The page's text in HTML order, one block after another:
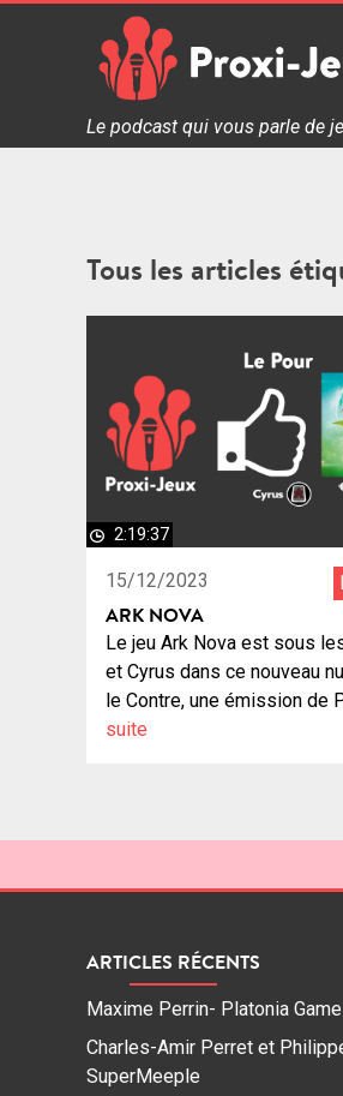
Proxi Jeux - Le podcast qui
Le podcast qui vous parle de
Tous les articles
2:19:37
15/12/2023
ARK NOVA
Le jeu Ark Nova est sous
et Cyrus dans ce nouveau
le Contre, une émission de
suite
ARTICLES RÉCENTS
Maxime Perrin- Platonia
Charles-Amir Perret et
SuperMeeple